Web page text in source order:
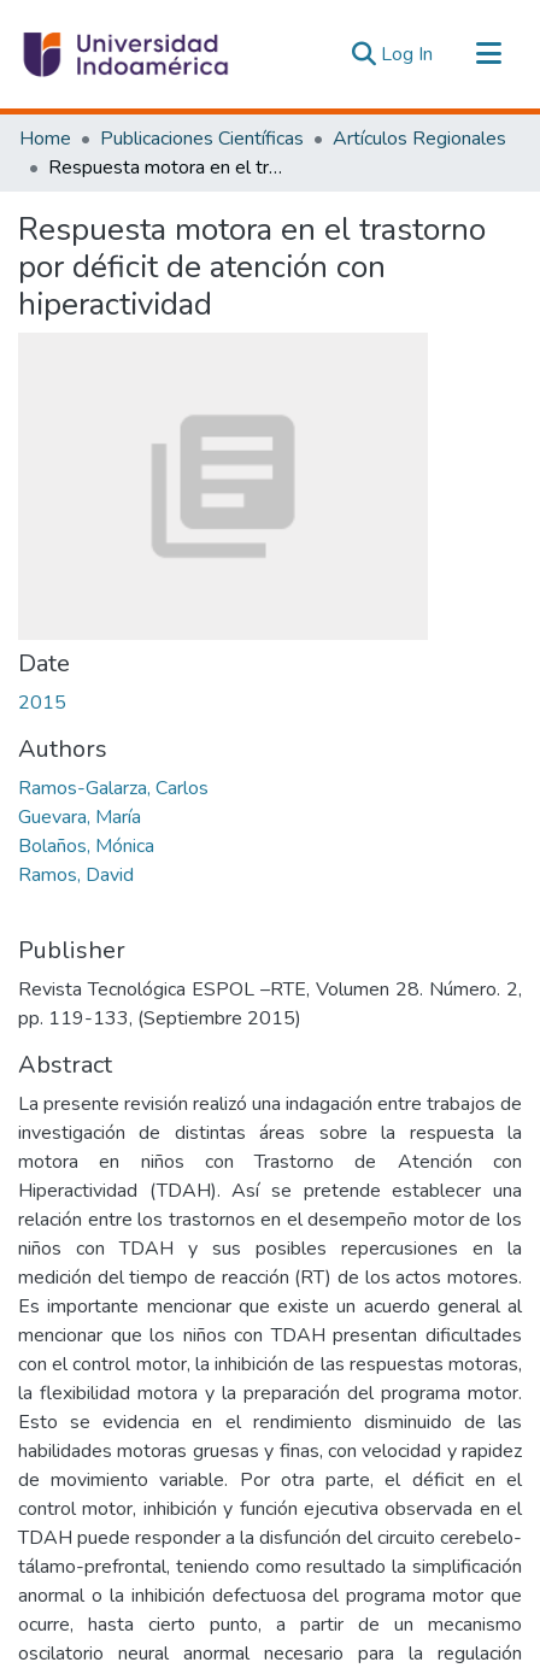
Log In (current)
Communities & Collections
All of DSpace
Estadísticas Externas
Home Publicaciones Científicas
Artículos Regionales
Respuesta motora en el trastorno por déficit de atención con hiperactividad
Respuesta motora en el trastorno
por déficit de atención con
hiperactividad
Date
2015
Authors
Ramos-Galarza, Carlos
Guevara, María
Bolaños, Mónica
Ramos, David
Publisher
Revista Tecnológica ESPOL –RTE, Volumen 28. Número. 2,
pp. 119-133, (Septiembre 2015)
Abstract
La presente revisión realizó una indagación entre trabajos de
investigación de distintas áreas sobre la respuesta la
motora en niños con Trastorno de Atención con
Hiperactividad (TDAH). Así se pretende establecer una
relación entre los trastornos en el desempeño motor de los
niños con TDAH y sus posibles repercusiones en la
medición del tiempo de reacción (RT) de los actos motores.
Es importante mencionar que existe un acuerdo general al
mencionar que los niños con TDAH presentan dificultades
con el control motor, la inhibición de las respuestas motoras,
la flexibilidad motora y la preparación del programa motor.
Esto se evidencia en el rendimiento disminuido de las
habilidades motoras gruesas y finas, con velocidad y rapidez
de movimiento variable. Por otra parte, el déficit en el
control motor, inhibición y función ejecutiva observada en el
TDAH puede responder a la disfunción del circuito cerebelo-
tálamo-prefrontal, teniendo como resultado la simplificación
anormal o la inhibición defectuosa del programa motor que
ocurre, hasta cierto punto, a partir de un mecanismo
oscilatorio neural anormal necesario para la regulación